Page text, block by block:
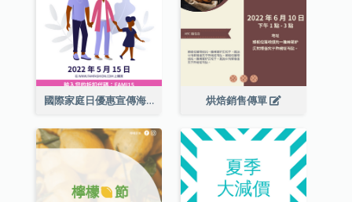
國際家庭日優惠宣傳海報 烘焙銷售傳單